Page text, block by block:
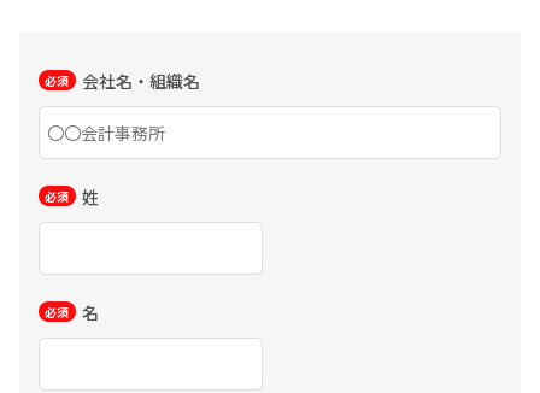
会社名・組織名
姓
名